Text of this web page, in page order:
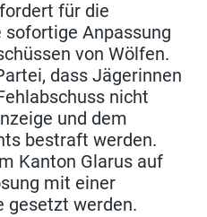
für die
Anpassung
von Wölfen.
dass Jägerinnen
nicht
und dem
bestraft werden.
Kanton Glarus auf
mit einer
gesetzt werden.